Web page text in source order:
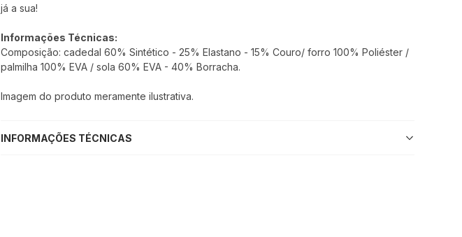
já a sua!
Informações Técnicas:
Composição: cadedal 60% Sintético - 25% Elastano - 15% Couro/ forro 100% Poliéster /
palmilha 100% EVA / sola 60% EVA - 40% Borracha.
Imagem do produto meramente ilustrativa.
INFORMAÇÕES TÉCNICAS